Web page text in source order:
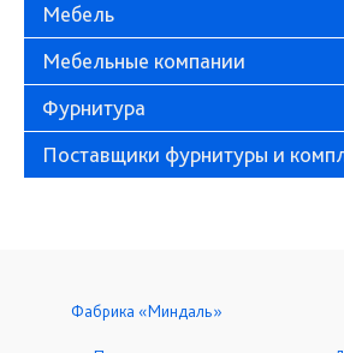
Мебель
Мебельные компании
Фурнитура
Поставщики фурнитуры и
Фабрика «Миндаль»